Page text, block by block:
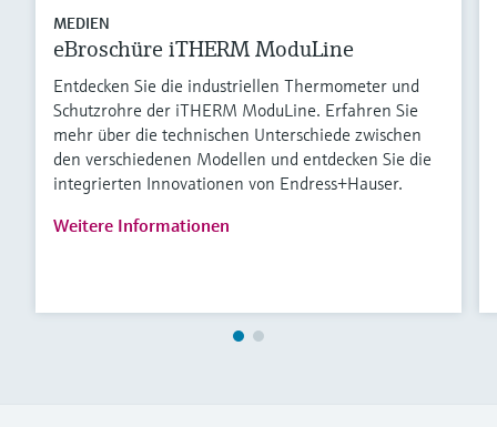
MEDIEN
eBroschüre iTHERM ModuLine
Entdecken Sie die industriellen Thermometer und
Schutzrohre der iTHERM ModuLine. Erfahren Sie
mehr über die technischen Unterschiede zwischen
den verschiedenen Modellen und entdecken Sie die
integrierten Innovationen von Endress+Hauser.
Weitere Informationen